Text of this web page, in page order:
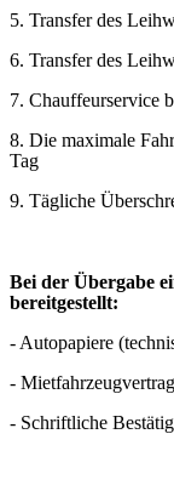
5. Transfer des
6. Transfer des
7. Chauffeurservice
8. Die maximale
Tag
9. Tägliche
Bei der Übergabe
bereitgestellt:
- Autopapiere
- Mietfahrzeugvertrag
- Schriftliche